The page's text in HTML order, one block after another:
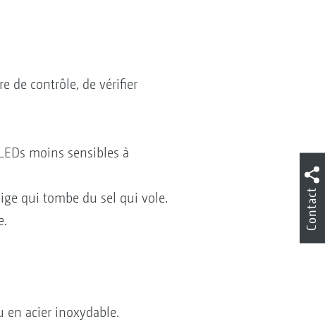
de contrôle, de vérifier
moins sensibles à
qui tombe du sel qui vole.
en acier inoxydable.
Contact